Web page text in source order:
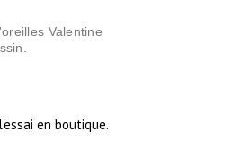
Valentine
en boutique.